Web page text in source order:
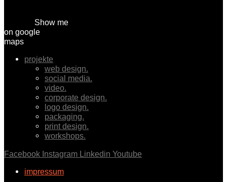
Show me
on google
maps
projekte
web design.
social media.
video.
corporate design.
logo design.
packaging.
print design.
workshops.
Facebook Instagram Linkedin Youtube
impressum